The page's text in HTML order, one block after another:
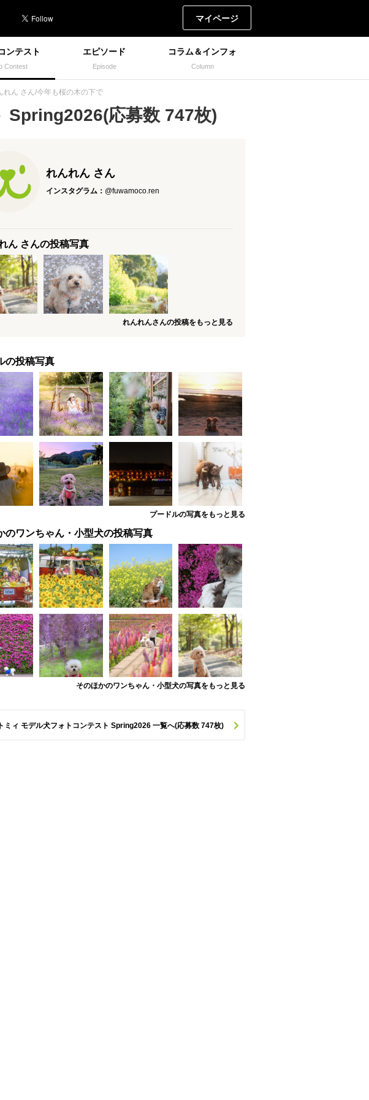
マイページ
ンテスト
Contest
エピソード
Episode
コラム＆インフォ
Column
れん さん/今年も桜の木の下で
Spring2026(応募数 747枚)
れんれん さん
インスタグラム： @fuwamoco.ren
ん さんの投稿写真
れんれんさんの投稿をもっと見る
の投稿写真
プードルの写真をもっと見る
のワンちゃん・小型犬の投稿写真
そのほかのワンちゃん・小型犬の写真をもっと見る
ミィ モデル犬フォトコンテスト Spring2026 一覧へ(応募数 747枚)